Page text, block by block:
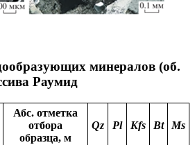
минералов (об.
Раумид
Абс. отметка
отбора
образца, м
Qz Pl Kfs Bt Ms